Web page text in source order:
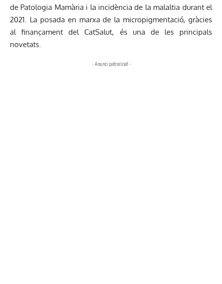
de Patologia Mamària i la incidència de la malaltia durant el
2021. La posada en marxa de la micropigmentació, gràcies
al finançament del CatSalut, és una de les principals
novetats.
- Anunci patrocinat -